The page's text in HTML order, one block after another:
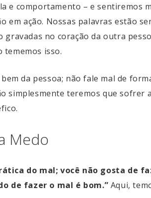
e comportamento – e sentiremos
em ação. Nossas palavras estão
no coração da outra
tememos isso.
da pessoa; não fale mal de
simplesmente teremos que sofrer
Medo
do mal; você não gosta de
de fazer o mal é bom.” Aqui,